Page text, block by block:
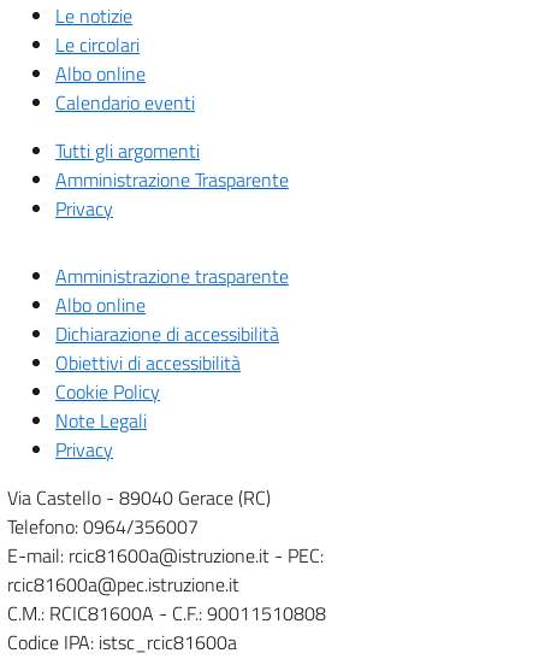
Le notizie
Le circolari
Albo online
Calendario eventi
Tutti gli argomenti
Amministrazione Trasparente
Privacy
Amministrazione trasparente
Albo online
Dichiarazione di accessibilità
Obiettivi di accessibilità
Cookie Policy
Note Legali
Privacy
Via Castello - 89040 Gerace (RC)
Telefono: 0964/356007
E-mail: rcic81600a@istruzione.it - PEC:
rcic81600a@pec.istruzione.it
C.M.: RCIC81600A - C.F.: 90011510808
Codice IPA: istsc_rcic81600a